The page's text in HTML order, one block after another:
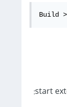
Build
انقر بزر الماوس الأيمن على startup project وحدد Properties - Debug وتغيير "start external program: